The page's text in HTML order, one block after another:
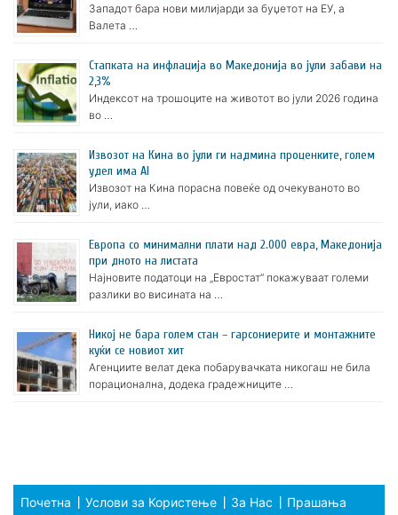
Западот бара нови милијарди за буџетот на ЕУ, а
Валета …
Стапката на инфлација во Македонија во јули забави на
2,3%
Индексот на трошоците на животот во јули 2026 година
во …
Извозот на Кина во јули ги надмина проценките, голем
удел има AI
Извозот на Кина порасна повеќе од очекуваното во
јули, иако …
Европа со минимални плати над 2.000 евра, Македонија
при дното на листата
Најновите податоци на „Евростат“ покажуваат големи
разлики во висината на …
Никој не бара голем стан – гарсониерите и монтажните
куќи се новиот хит
Агенциите велат дека побарувачката никогаш не била
порационална, додека градежниците …
Почетна Услови за Користење За Нас Прашања